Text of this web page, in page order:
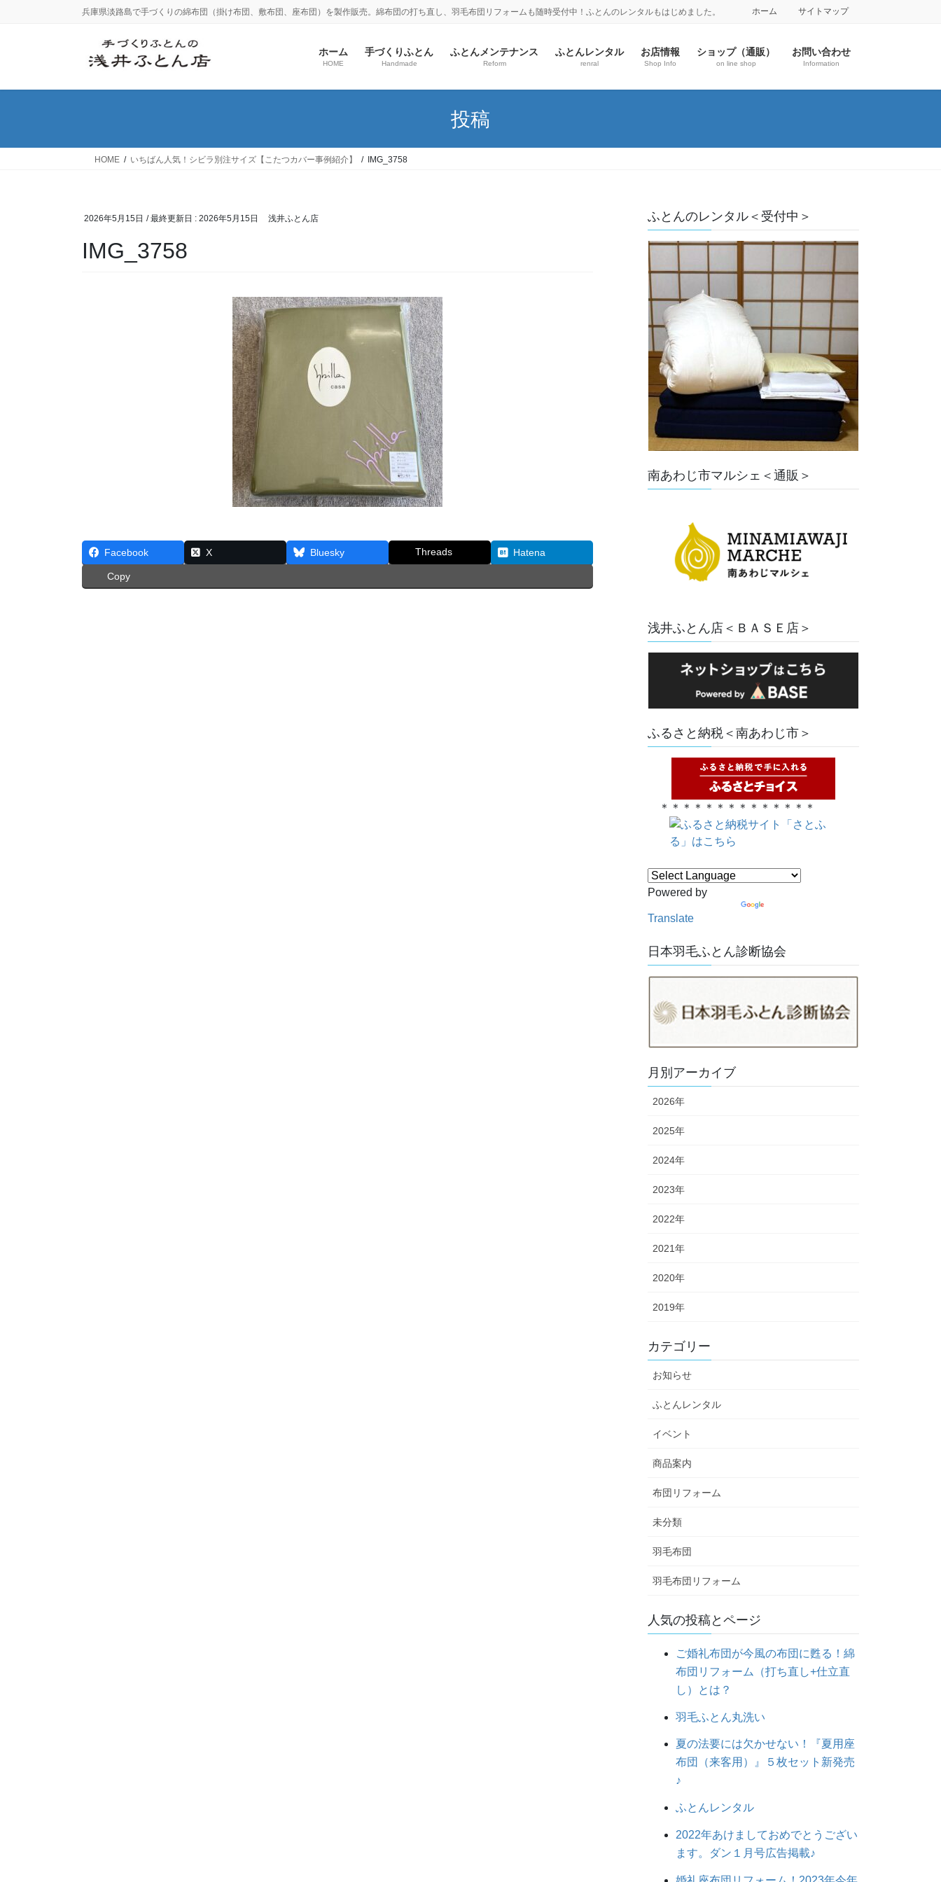
に
ョ
兵庫県淡路島で手づくりの綿布団（掛け布団、敷布団、座布団）を製作販売。綿布団の打ち直し、羽毛布団リフォームも随時受付中！ふとんのレンタルもはじめました。 ホーム サイトマップ
ホーム
HOME
手づくりふとん
Handmade
ふとんメンテナンス
Reform
ふとんレンタル
renral
お店情報
Shop Info
ショップ（通販）
on line shop
お問い合わせ
Information
投稿
HOME いちばん人気！シビラ別注サイズ【こたつカバー事例紹介】 IMG_3758
2026年5月15日 / 最終更新日 : 2026年5月15日 浅井ふとん店
IMG_3758
Facebook X Bluesky Threads Hatena
Copy
ふとんのレンタル＜受付中＞
南あわじ市マルシェ＜通販＞
浅井ふとん店＜ＢＡＳＥ店＞
ふるさと納税＜南あわじ市＞
＊＊＊＊＊＊＊＊＊＊＊＊＊＊
Powered by
Translate
日本羽毛ふとん診断協会
月別アーカイブ
2026年
2025年
2024年
2023年
2022年
2021年
2020年
2019年
カテゴリー
お知らせ
ふとんレンタル
イベント
商品案内
布団リフォーム
未分類
羽毛布団
羽毛布団リフォーム
人気の投稿とページ
ご婚礼布団が今風の布団に甦る！綿
布団リフォーム（打ち直し+仕立直
し）とは？
羽毛ふとん丸洗い
夏の法要には欠かせない！『夏用座
布団（来客用）』５枚セット新発売
♪
ふとんレンタル
2022年あけましておめでとうござい
ます。ダン１月号広告掲載♪